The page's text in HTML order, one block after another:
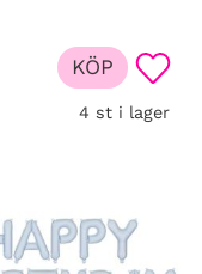
4 st i lager
KÖP